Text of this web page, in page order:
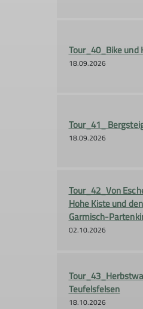
Tour_40_Bike und
18.09.2026
Tour_41_
18.09.2026
Tour_42_Von
Hohe Kiste und
Garmisch-
02.10.2026
Teufelsfelsen
18.10.2026